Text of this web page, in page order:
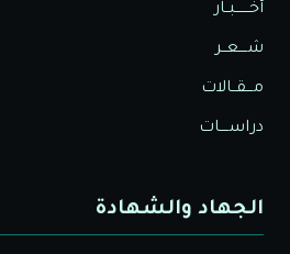
أخــــــبــار
شــــعــر
مـــقــالات
دراســــات
الجهاد والشهادة